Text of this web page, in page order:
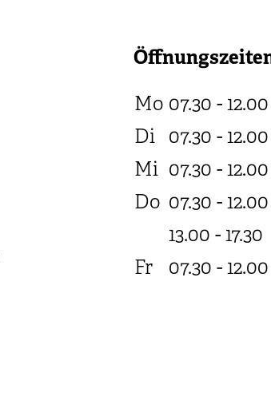
Mo 07.30 - 12.00
Di 07.30 - 12.00
Mi 07.30 - 12.00
Do 07.30 - 12.00
13.00 - 17.30
Fr
07.30 - 12.00